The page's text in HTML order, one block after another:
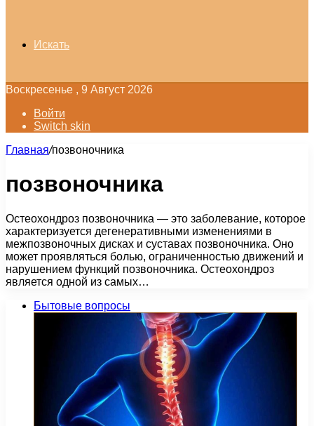
Искать
Воскресенье , 9 Август 2026
Войти
Switch skin
Главная/позвоночника
позвоночника
Остеохондроз позвоночника — это заболевание, которое
характеризуется дегенеративными изменениями в
межпозвоночных дисках и суставах позвоночника. Оно
может проявляться болью, ограниченностью движений и
нарушением функций позвоночника. Остеохондроз
является одной из самых…
Бытовые вопросы